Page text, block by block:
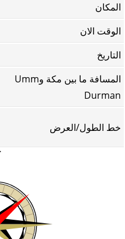
المكان
الوقت الان
التاريخ
المسافة ما بين مكة وUmm
Durman
خط الطول/العرض